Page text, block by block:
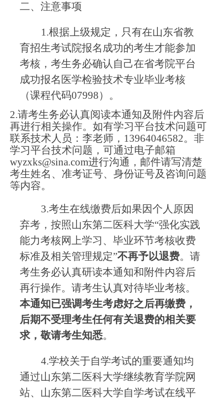
二、注意事项
1.根据上级规定，只有在山东省教
育招生考试院报名成功的考生才能参加
考核，考生务必确认自己在省考院平台
成功报名医学检验技术专业毕业考核
（课程代码07998）。
2.请考生务必认真阅读本通知及附件内容后
再进行相关操作。如有学习平台技术问题可
联系技术人员：李老师， 13964046582。非
学习平台技术问题，可通过电子邮箱
wyzxks@sina.com进行沟通，邮件请写清楚
考生姓名、准考证号、身份证号及咨询问题
等内容。
3.考生在线缴费后如果因个人原因
弃考，按照山东第二医科大学“强化实践
能力考核网上学习、毕业环节考核收费
标准及相关管理规定”不再予以退费。请
考生务必认真研读本通知和附件内容后
再行操作。请考生认真对待毕业考核。
本通知已强调考生考虑好之后再缴费，
后期不受理考生任何有关退费的相关要
求，敬请考生知悉。
4.学校关于自学考试的重要通知均
通过山东第二医科大学继续教育学院网
站、山东第二医科大学自学考试在线平